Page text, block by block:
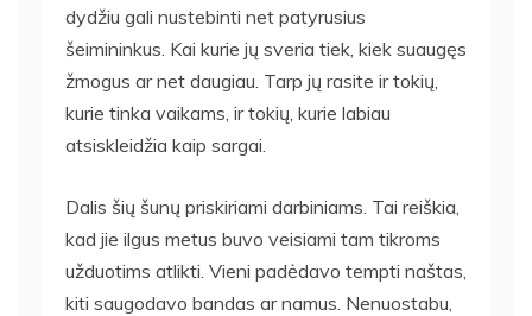
dydžiu gali nustebinti net patyrusius
šeimininkus. Kai kurie jų sveria tiek, kiek suaugęs
žmogus ar net daugiau. Tarp jų rasite ir tokių,
kurie tinka vaikams, ir tokių, kurie labiau
atsiskleidžia kaip sargai.
Dalis šių šunų priskiriami darbiniams. Tai reiškia,
kad jie ilgus metus buvo veisiami tam tikroms
užduotims atlikti. Vieni padėdavo tempti naštas,
kiti saugodavo bandas ar namus. Nenuostabu,